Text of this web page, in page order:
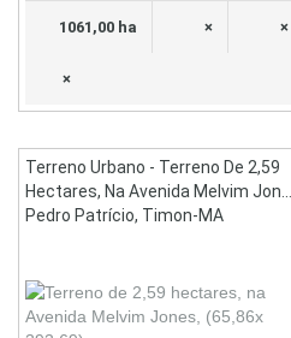
1061,00 ha × ×
×
Terreno Urbano - Terreno De 2,59
Hectares, Na Avenida Melvim Jon...
Pedro Patrício, Timon-MA